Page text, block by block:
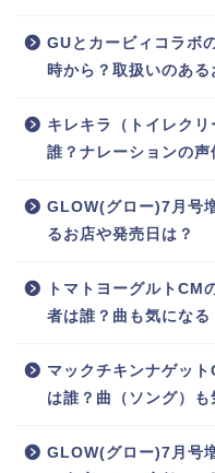
GUとカービィコラボ
時から？取扱いのある
キレキラ（トイレク
誰？ナレーションの声
GLOW(グロー)7月号
るお店や発売日は？
トマトヨーグルトCM
者は誰？曲も気になる
マックチキンナゲッ
は誰？曲（ソング）も
GLOW(グロー)7月号